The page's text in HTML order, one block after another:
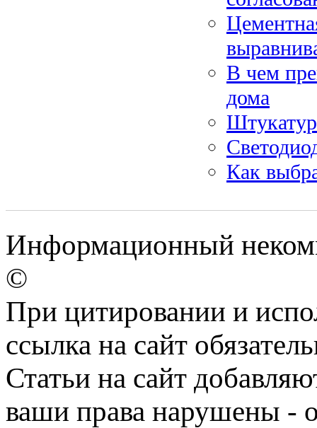
В чем
дома
Как
Информационный
©
При цитировании и
ссылка на сайт
Статьи на сайт
ваши права нарушены -